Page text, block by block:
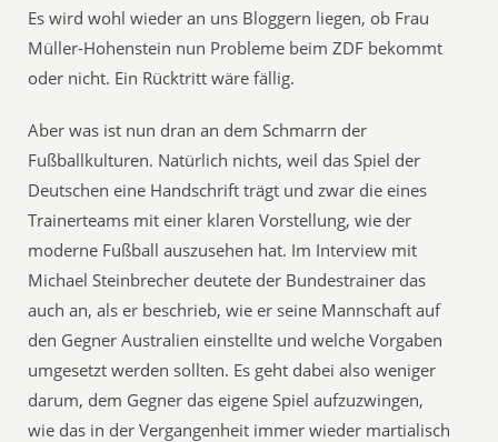
Es wird wohl wieder an uns Bloggern liegen, ob Frau
Müller-Hohenstein nun Probleme beim ZDF bekommt
oder nicht. Ein Rücktritt wäre fällig.
Aber was ist nun dran an dem Schmarrn der
Fußballkulturen. Natürlich nichts, weil das Spiel der
Deutschen eine Handschrift trägt und zwar die eines
Trainerteams mit einer klaren Vorstellung, wie der
moderne Fußball auszusehen hat. Im Interview mit
Michael Steinbrecher deutete der Bundestrainer das
auch an, als er beschrieb, wie er seine Mannschaft auf
den Gegner Australien einstellte und welche Vorgaben
umgesetzt werden sollten. Es geht dabei also weniger
darum, dem Gegner das eigene Spiel aufzuzwingen,
wie das in der Vergangenheit immer wieder martialisch